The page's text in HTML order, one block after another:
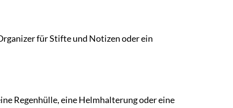
für Stifte und Notizen oder ein
Regenhülle, eine Helmhalterung oder eine